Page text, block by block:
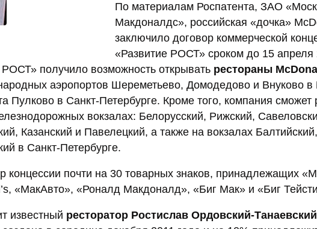
По материалам Роспатента, ЗАО
Макдоналдс», российская «дочка»
заключило договор коммерческой
«Развитие РОСТ» сроком до 15 апреля
получило возможность открывать рестораны
аэропортов Шереметьево, Домодедово и Внуково в
Пулково в Санкт-Петербурге. Кроме того, компания сможет
вокзалах: Белорусский, Рижский,
Казанский и Павелецкий, а также на вокзалах
в Санкт-Петербурге.
концессии почти на 30 товарных знаков, принадлежащих
«МакАвто», «Роналд Макдоналд», «Биг Мак» и «Биг
известный ресторатор Ростислав Ордовский-